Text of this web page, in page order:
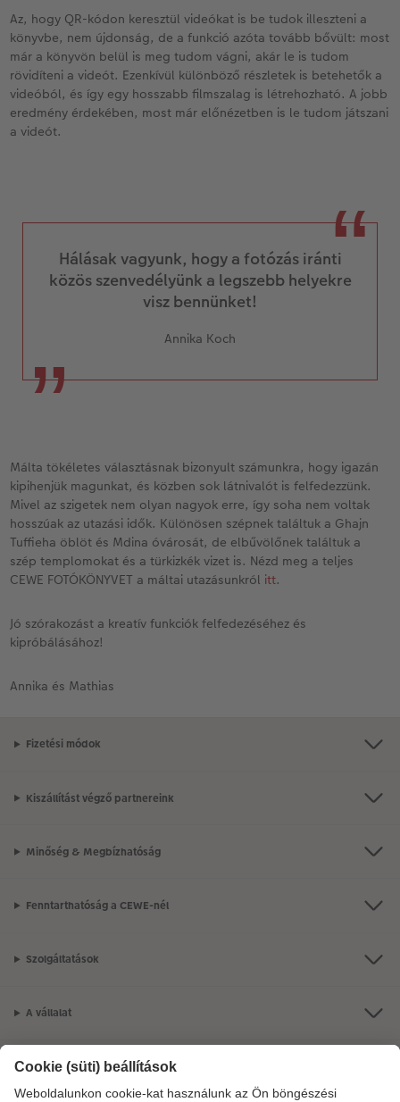
Az, hogy QR-kódon keresztül videókat is be tudok illeszteni a
könyvbe, nem újdonság, de a funkció azóta tovább bővült: most
már a könyvön belül is meg tudom vágni, akár le is tudom
rövidíteni a videót. Ezenkívül különböző részletek is betehetők a
videóból, és így egy hosszabb filmszalag is létrehozható. A jobb
eredmény érdekében, most már előnézetben is le tudom játszani
a videót.
Hálásak vagyunk, hogy a fotózás iránti
közös szenvedélyünk a legszebb helyekre
visz bennünket!
Annika Koch
Málta tökéletes választásnak bizonyult számunkra, hogy igazán
kipihenjük magunkat, és közben sok látnivalót is felfedezzünk.
Mivel az szigetek nem olyan nagyok erre, így soha nem voltak
hosszúak az utazási idők. Különösen szépnek találtuk a Ghajn
Tuffieha öblöt és Mdina óvárosát, de elbűvölőnek találtuk a
szép templomokat és a türkizkék vizet is. Nézd meg a teljes
CEWE FOTÓKÖNYVET a máltai utazásunkról itt.
Jó szórakozást a kreatív funkciók felfedezéséhez és
kipróbálásához!
Annika és Mathias
Fizetési módok
Kiszállítást végző partnereink
Minőség & Megbízhatóság
Fenntarthatóság a CEWE-nél
Szolgáltatások
A vállalat
Termékkínálat